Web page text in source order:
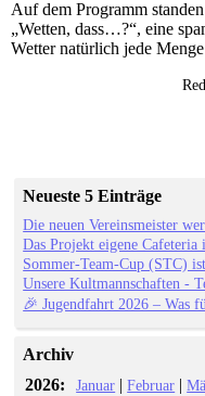
Auf dem Programm
„Wetten, dass…?“, eine
Wetter natürlich jede
Neueste 5 Einträge
Die neuen Vereinsmeister
Das Projekt eigene Cafeteria
Sommer-Team-Cup (STC)
Unsere Kultmannschaften -
🎉 Jugendfahrt 2026 – Was
Archiv
2026:
Januar |Februar |